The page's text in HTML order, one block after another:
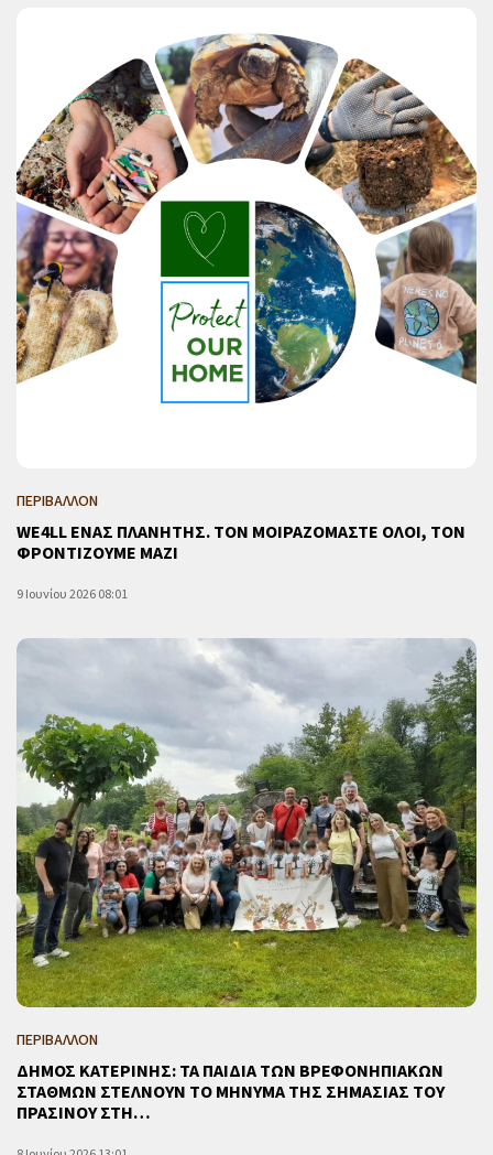
ΠΕΡΙΒΑΛΛΟΝ
WE4LL ΕΝΑΣ ΠΛΑΝΗΤΗΣ. ΤΟΝ ΜΟΙΡΑΖΟΜΑΣΤΕ ΟΛΟΙ, ΤΟΝ
ΦΡΟΝΤΙΖΟΥΜΕ ΜΑΖΙ
9 Ιουνίου 2026 08:01
ΠΕΡΙΒΑΛΛΟΝ
ΔΗΜΟΣ ΚΑΤΕΡΙΝΗΣ: ΤΑ ΠΑΙΔΙΑ ΤΩΝ ΒΡΕΦΟΝΗΠΙΑΚΩΝ
ΣΤΑΘΜΩΝ ΣΤΕΛΝΟΥΝ ΤΟ ΜΗΝΥΜΑ ΤΗΣ ΣΗΜΑΣΙΑΣ ΤΟΥ
ΠΡΑΣΙΝΟΥ ΣΤΗ…